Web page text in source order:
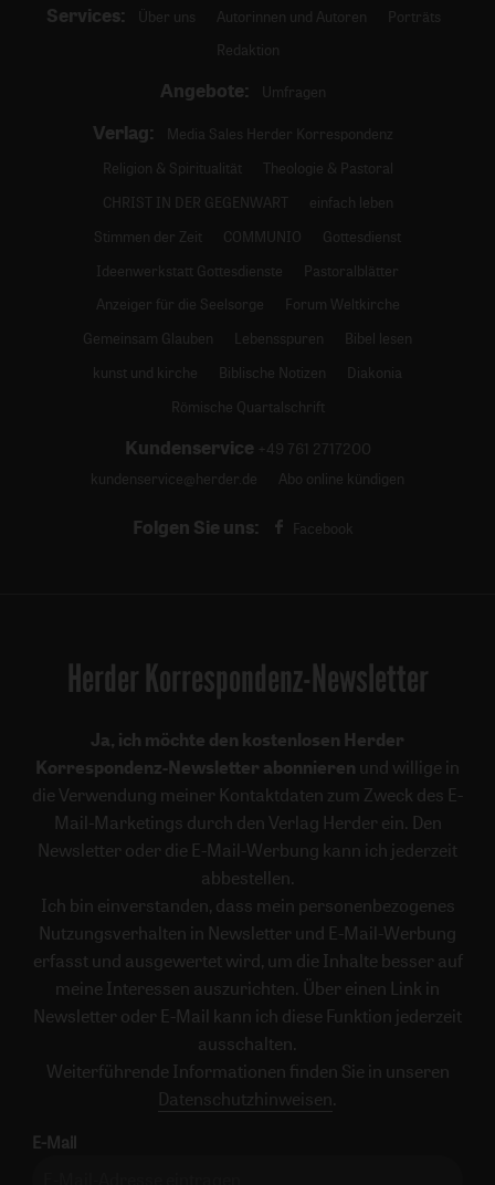
Services: Über uns Autorinnen und Autoren
Porträts
Redaktion
Angebote: Umfragen
Verlag:
Media Sales Herder Korrespondenz
Religion & Spiritualität
Theologie & Pastoral
CHRIST IN DER GEGENWART
einfach leben
Stimmen der Zeit
COMMUNIO
Gottesdienst
Ideenwerkstatt Gottesdienste
Pastoralblätter
Anzeiger für die Seelsorge
Forum Weltkirche
Gemeinsam Glauben
Lebensspuren
Bibel lesen
kunst und kirche
Biblische Notizen
Diakonia
Römische Quartalschrift
Kundenservice +49 761 2717200
kundenservice@herder.de
Abo online kündigen
Folgen Sie uns: Facebook
Herder Korrespondenz-Newsletter
Ja, ich möchte den kostenlosen Herder
Korrespondenz-Newsletter abonnieren und willige in
die Verwendung meiner Kontaktdaten zum Zweck des E-
Mail-Marketings durch den Verlag Herder ein. Den
Newsletter oder die E-Mail-Werbung kann ich jederzeit
abbestellen.
Ich bin einverstanden, dass mein personenbezogenes
Nutzungsverhalten in Newsletter und E-Mail-Werbung
erfasst und ausgewertet wird, um die Inhalte besser auf
meine Interessen auszurichten. Über einen Link in
Newsletter oder E-Mail kann ich diese Funktion jederzeit
ausschalten.
Weiterführende Informationen finden Sie in unseren
Datenschutzhinweisen .
E-Mail